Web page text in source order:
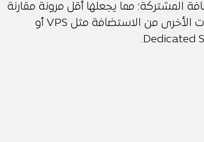
المشتركة؛ مما يجعلها أقل مرونة مقارنة
بالنوعيات الأخرى من الاستضافة مثل VPS أو
Dedicated